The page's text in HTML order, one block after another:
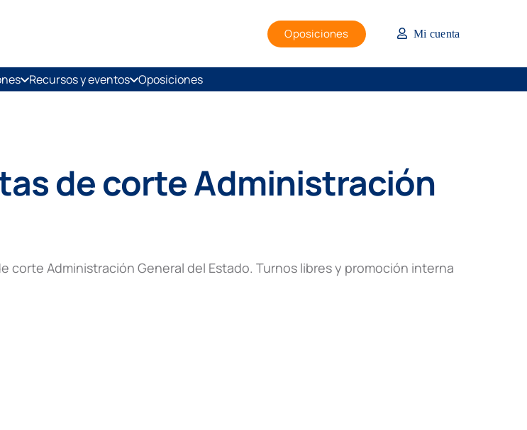
Oposiciones Mi cuenta
Recursos y eventos Oposiciones
de corte Administración
Administración General del Estado. Turnos libres y promoción interna